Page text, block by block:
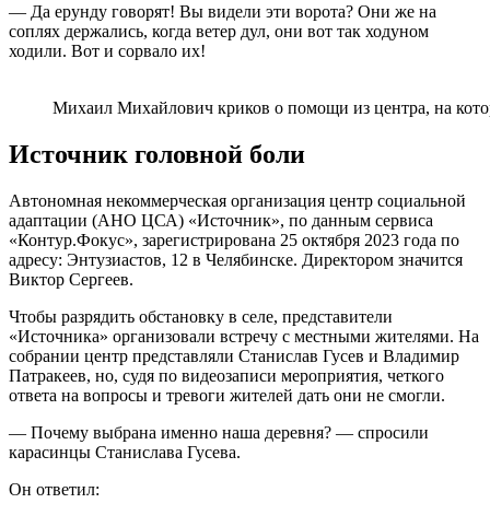
— Да ерунду говорят! Вы видели эти ворота? Они же на
соплях держались, когда ветер дул, они вот так ходуном
ходили. Вот и сорвало их!
Михаил Михайлович криков о помощи из центра, на
Источник головной боли
Автономная некоммерческая организация центр социальной
адаптации (АНО ЦСА) «Источник», по данным сервиса
«Контур.Фокус», зарегистрирована 25 октября 2023 года по
адресу: Энтузиастов, 12 в Челябинске. Директором значится
Виктор Сергеев.
Чтобы разрядить обстановку в селе, представители
«Источника» организовали встречу с местными жителями. На
собрании центр представляли Станислав Гусев и Владимир
Патракеев, но, судя по видеозаписи мероприятия, четкого
ответа на вопросы и тревоги жителей дать они не смогли.
— Почему выбрана именно наша деревня? — спросили
карасинцы Станислава Гусева.
Он ответил: